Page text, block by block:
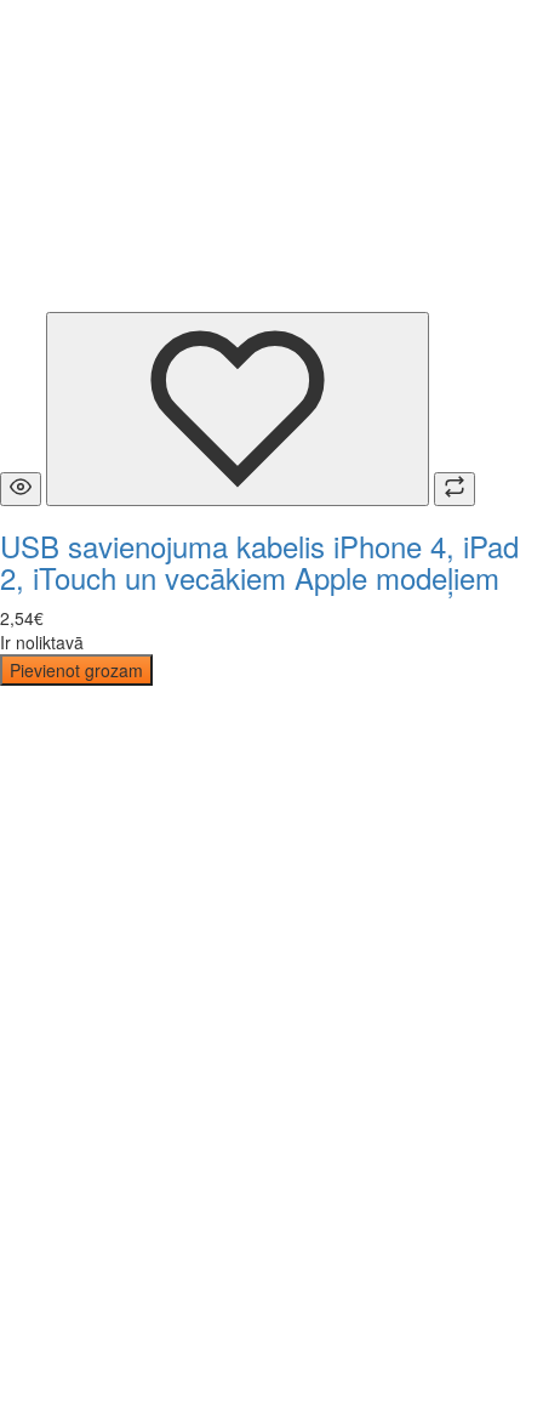
USB savienojuma kabelis iPhone 4, iPad
2, iTouch un vecākiem Apple modeļiem
2,54€
Ir noliktavā
Pievienot grozam